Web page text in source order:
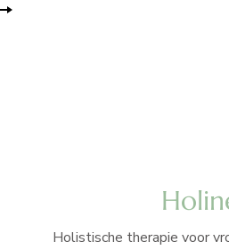
Holistische therapie voor